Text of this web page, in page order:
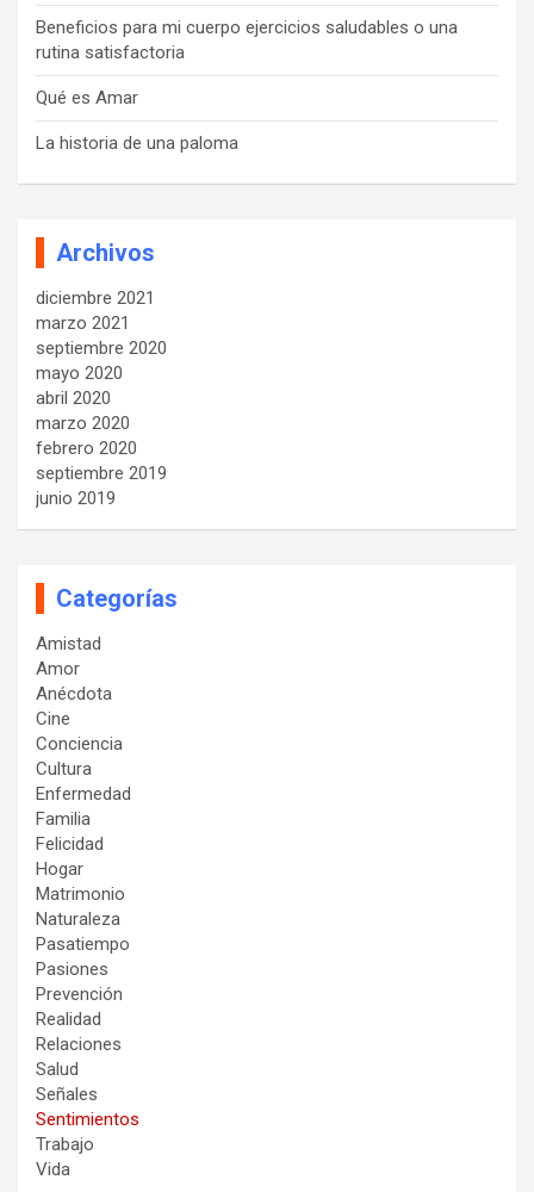
Beneficios para mi cuerpo ejercicios saludables o una
rutina satisfactoria
Qué es Amar
La historia de una paloma
Archivos
diciembre 2021
marzo 2021
septiembre 2020
mayo 2020
abril 2020
marzo 2020
febrero 2020
septiembre 2019
junio 2019
Categorías
Amistad
Amor
Anécdota
Cine
Conciencia
Cultura
Enfermedad
Familia
Felicidad
Hogar
Matrimonio
Naturaleza
Pasatiempo
Pasiones
Prevención
Realidad
Relaciones
Salud
Señales
Sentimientos
Trabajo
Vida